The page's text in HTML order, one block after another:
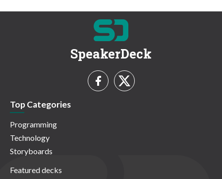
SpeakerDeck
Top Categories
Programming
Technology
Storyboards
Featured decks